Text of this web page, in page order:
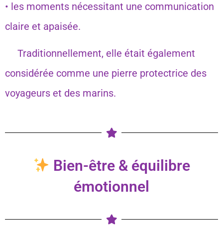
• les moments nécessitant une communication
claire et apaisée.
Traditionnellement, elle était également
considérée comme une pierre protectrice des
voyageurs et des marins.
Bien-être & équilibre
émotionnel